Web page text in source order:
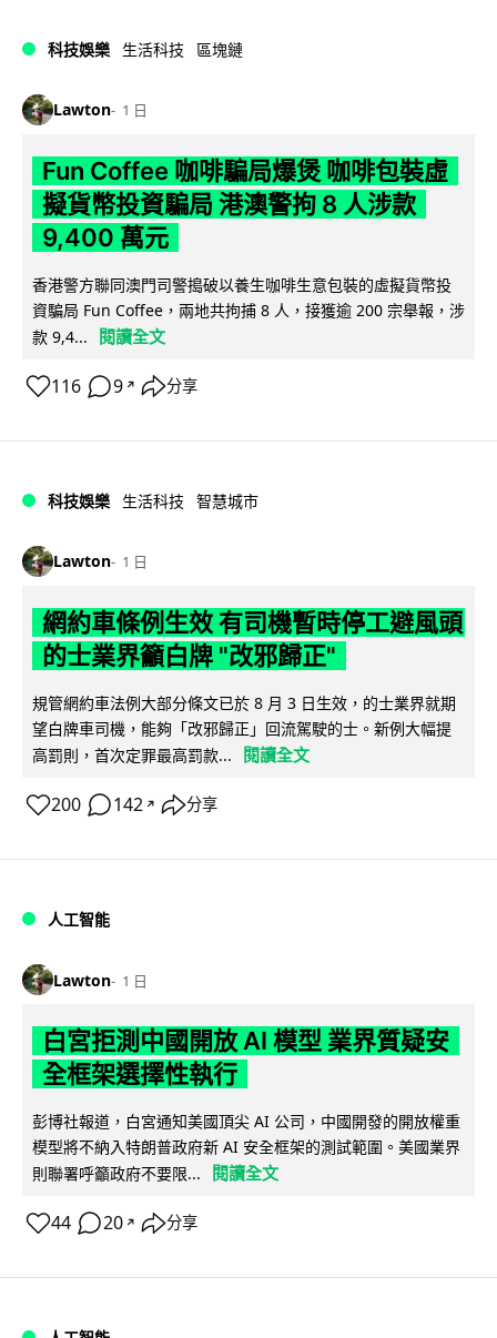
科技娛樂 生活科技 區塊鏈
Lawton 1 日
Fun Coffee 咖啡騙局爆煲 咖啡包裝虛
擬貨幣投資騙局 港澳警拘 8 人涉款
9,400 萬元
香港警方聯同澳門司警搗破以養生咖啡生意包裝的虛擬貨幣投
資騙局 Fun Coffee，兩地共拘捕 8 人，接獲逾 200 宗舉報，涉
款 9,4...
閱讀全文
116 9 ↗ 分享
科技娛樂 生活科技 智慧城市
Lawton 1 日
網約車條例生效 有司機暫時停工避風頭
的士業界籲白牌 "改邪歸正"
規管網約車法例大部分條文已於 8 月 3 日生效，的士業界就期
望白牌車司機，能夠「改邪歸正」回流駕駛的士。新例大幅提
高罰則，首次定罪最高罰款...
閱讀全文
200 142 ↗ 分享
人工智能
Lawton 1 日
白宮拒測中國開放 AI 模型 業界質疑安
全框架選擇性執行
彭博社報道，白宮通知美國頂尖 AI 公司，中國開發的開放權重
模型將不納入特朗普政府新 AI 安全框架的測試範圍。美國業界
則聯署呼籲政府不要限...
閱讀全文
44 20 ↗ 分享